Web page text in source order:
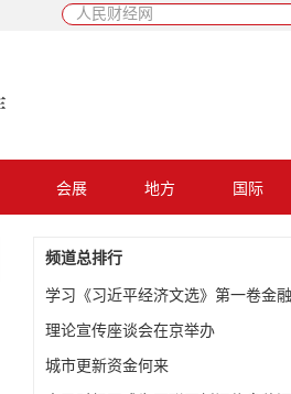
会展 地方 国际
频道总排行
学习《习近平经济文选》第一卷金
理论宣传座谈会在京举办
城市更新资金何来